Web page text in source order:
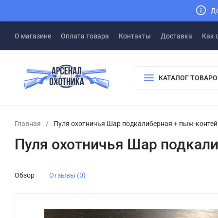
О магазине Оплата товара Контакты Доставка Как
КАТАЛОГ
Главная / Пуля охотничья Шар подкалиберная + пыж-
Пуля охотничья Шар
Обзор Отзывы (0)